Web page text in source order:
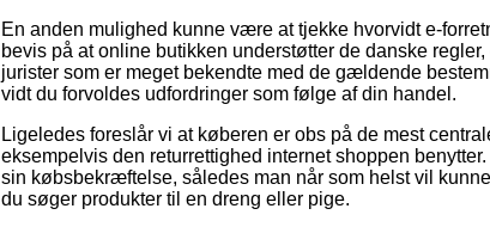
En anden mulighed kunne være at tjekke hvorvidt e-
bevis på at online butikken understøtter de danske
jurister som er meget bekendte med de gældende
vidt du forvoldes udfordringer som følge af din handel.
Ligeledes foreslår vi at køberen er obs på de mest
eksempelvis den returrettighed internet shoppen
sin købsbekræftelse, således man når som helst vil
du søger produkter til en dreng eller pige.